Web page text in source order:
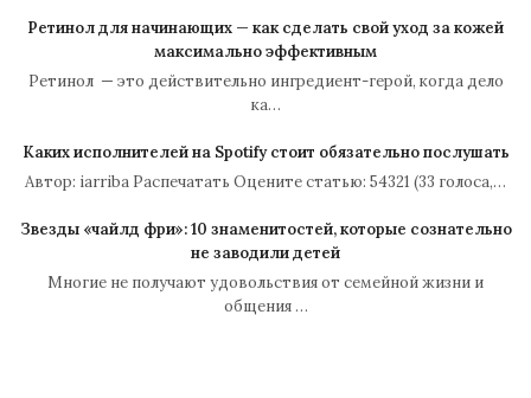
Ретинол для начинающих — как сделать свой уход за кожей
максимально эффективным
Ретинол — это действительно ингредиент-герой, когда дело
ка…
Каких исполнителей на Spotify стоит обязательно послушать
Автор: iarriba Распечатать Оцените статью: 54321 (33 голоса,…
Звезды «чайлд фри»: 10 знаменитостей, которые сознательно
не заводили детей
Многие не получают удовольствия от семейной жизни и
общения …